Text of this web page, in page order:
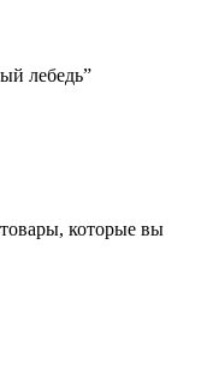
лебедь”
которые вы